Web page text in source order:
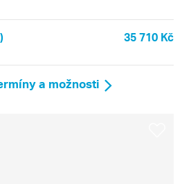
35 710 Kč
a možnosti